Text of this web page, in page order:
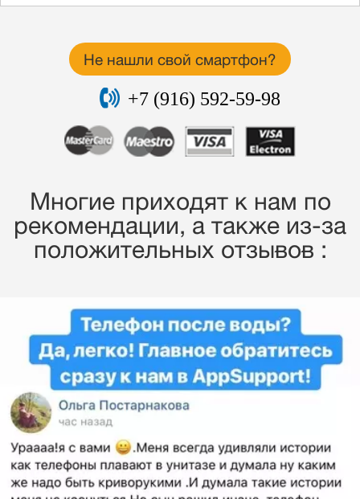
Не нашли свой смартфон?
+7 (916) 592-59-98
Многие приходят к нам по
рекомендации, a также из-за
положительных отзывов :